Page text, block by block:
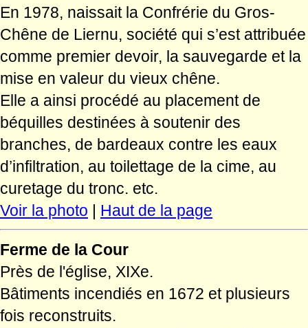
En 1978, naissait la Confrérie du Gros-
Chêne de Liernu, société qui s’est attribuée
comme premier devoir, la sauvegarde et la
mise en valeur du vieux chêne.
Elle a ainsi procédé au placement de
béquilles destinées à soutenir des
branches, de bardeaux contre les eaux
d’infiltration, au toilettage de la cime, au
curetage du tronc. etc.
Voir la photo | Haut de la page
Ferme de la Cour
Près de l'église, XIXe.
Bâtiments incendiés en 1672 et plusieurs
fois reconstruits.